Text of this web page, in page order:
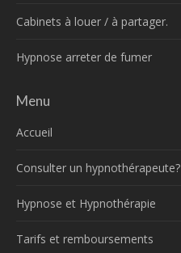
Cabinets à louer / à partager.
Hypnose arreter de fumer
Menu
Accueil
Consulter un hypnothérapeute?
Hypnose et Hypnothérapie
Tarifs et remboursements